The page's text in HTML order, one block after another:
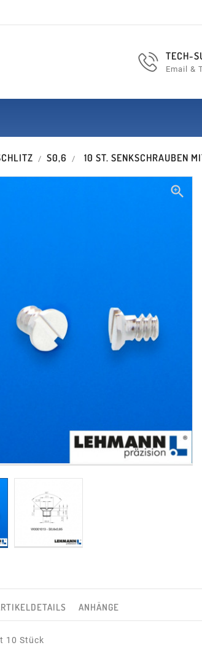
TECH-
Email &
S0,6 10 ST. SENKSCHRAUBEN

ANHÄNGE
10 Stück